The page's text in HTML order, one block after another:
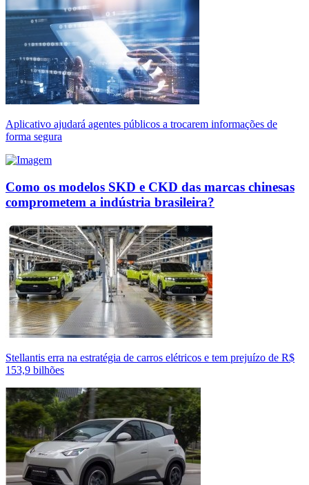
Aplicativo ajudará agentes públicos a trocarem informações de
forma segura
Como os modelos SKD e CKD das marcas chinesas
comprometem a indústria brasileira?
Stellantis erra na estratégia de carros elétricos e tem prejuízo de R$
153,9 bilhões